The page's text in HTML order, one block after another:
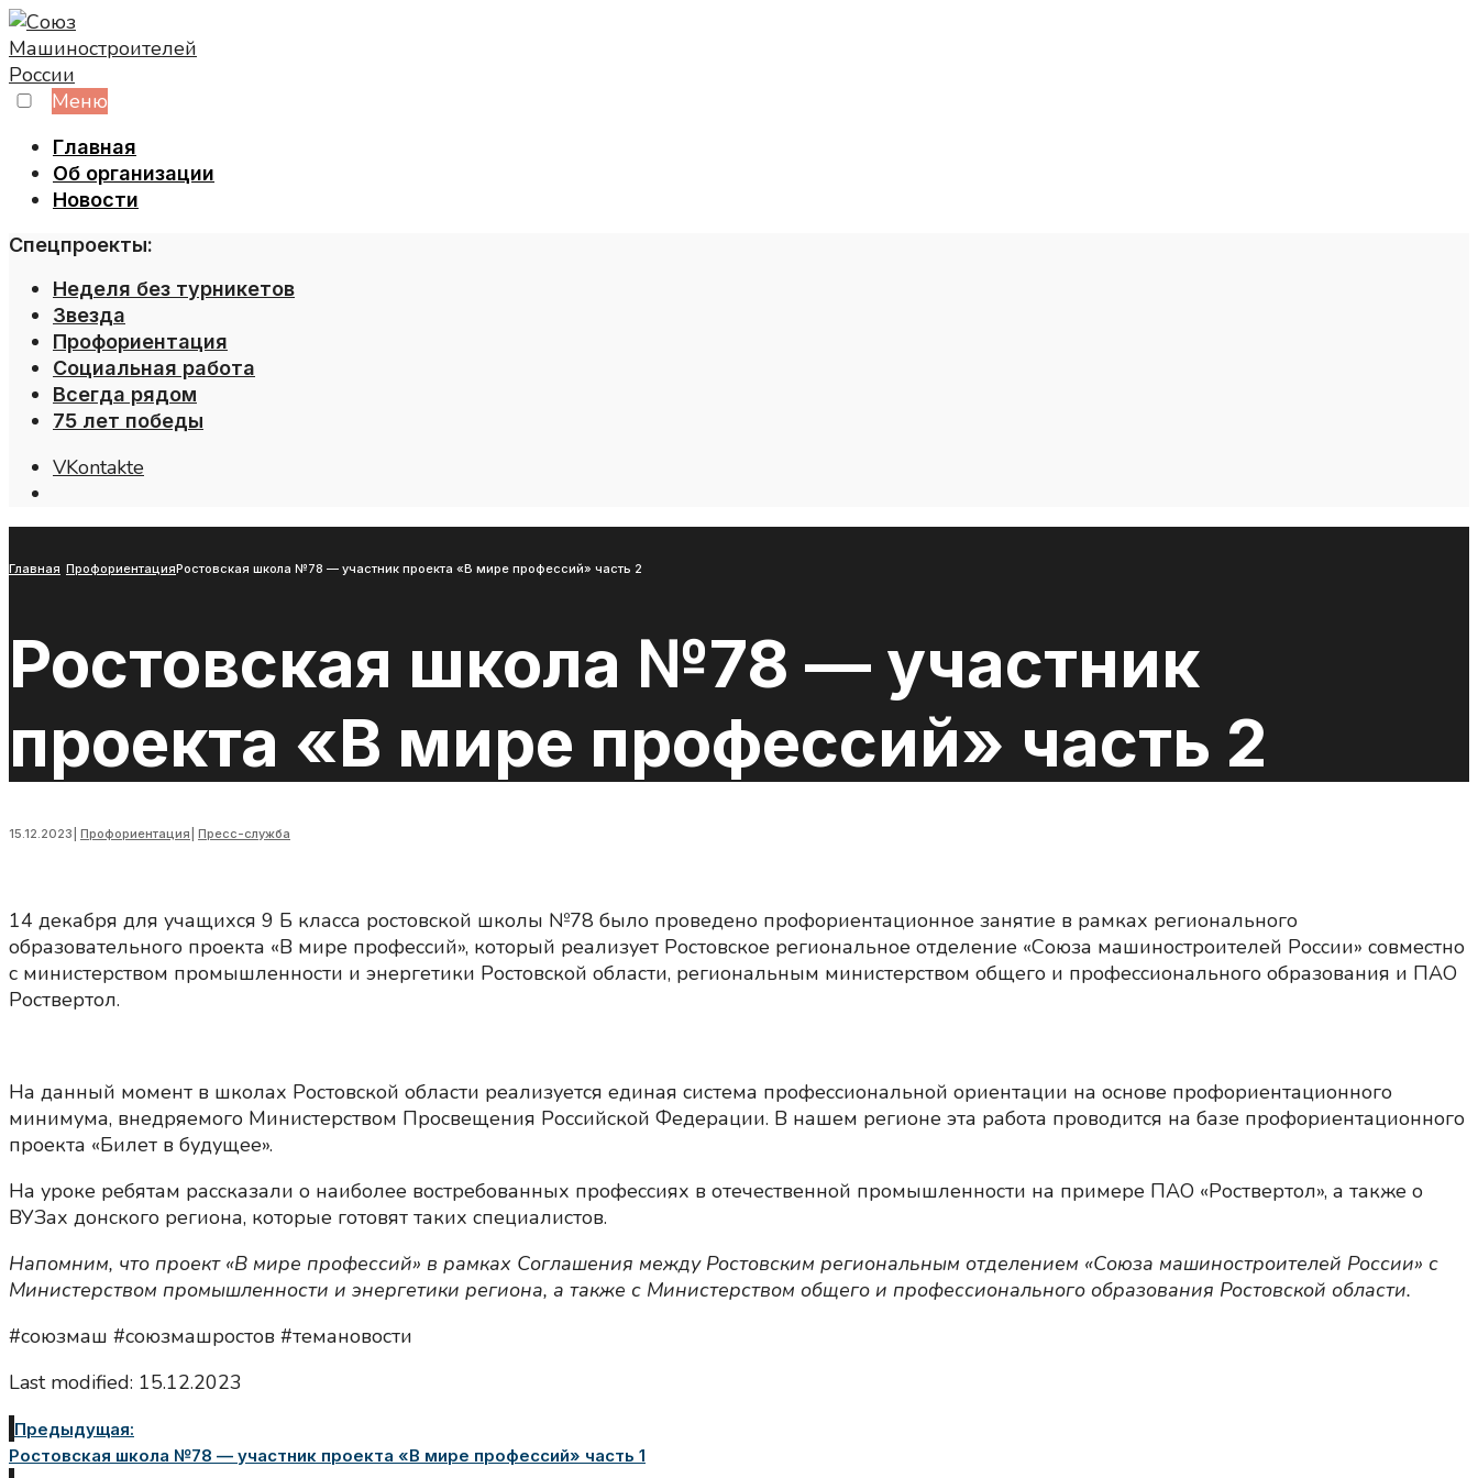
Skip
to
content
Меню
Главная
Об организации
Новости
Спецпроекты:
Неделя без турникетов
Звезда
Профориентация
Социальная работа
Всегда рядом
75 лет победы
VKontakte
Главная ПрофориентацияРостовская школа №78 — участник проекта «В мире профессий» часть 2
Ростовская школа №78 — участник
проекта «В мире профессий» часть 2
15.12.2023 Профориентация Пресс-служба
14 декабря для учащихся 9 Б класса ростовской школы №78 было проведено профориентационное занятие в рамках регионального
образовательного проекта «В мире профессий», который реализует Ростовское региональное отделение «Союза машиностроителей России» совместно
с министерством промышленности и энергетики Ростовской области, региональным министерством общего и профессионального образования и ПАО
Роствертол.
На данный момент в школах Ростовской области реализуется единая система профессиональной ориентации на основе профориентационного
минимума, внедряемого Министерством Просвещения Российской Федерации. В нашем регионе эта работа проводится на базе профориентационного
проекта «Билет в будущее».
На уроке ребятам рассказали о наиболее востребованных профессиях в отечественной промышленности на примере ПАО «Роствертол», а также о
ВУЗах донского региона, которые готовят таких специалистов.
Напомним, что проект «В мире профессий» в рамках Соглашения между Ростовским региональным отделением «Союза машиностроителей России» с
Министерством промышленности и энергетики региона, а также с Министерством общего и профессионального образования Ростовской области.
#союзмаш #союзмашростов #темановости
Last modified: 15.12.2023
Предыдущая:
Ростовская школа №78 — участник проекта «В мире профессий» часть 1